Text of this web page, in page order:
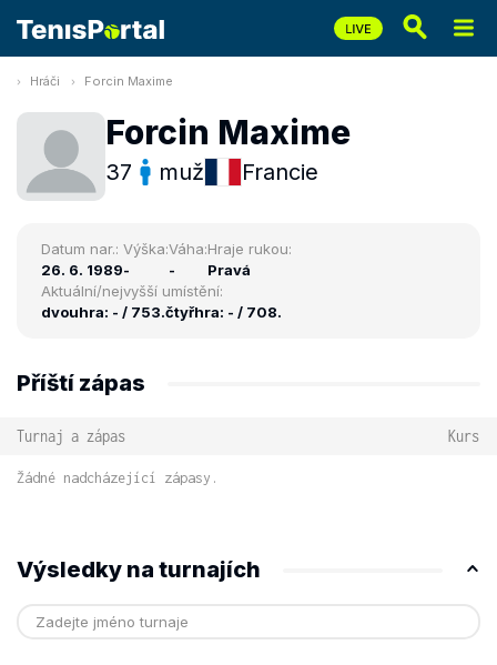
Hráči Forcin Maxime
Forcin Maxime
37 muž Francie
Datum nar.:
26. 6. 1989
Výška:
-
Váha:
-
Hraje rukou:
Pravá
Aktuální/nejvyšší umístění:
dvouhra: - / 753.čtyřhra: - / 708.
Příští zápas
Turnaj a zápas Kurs
Žádné nadcházející zápasy.
Výsledky na turnajích